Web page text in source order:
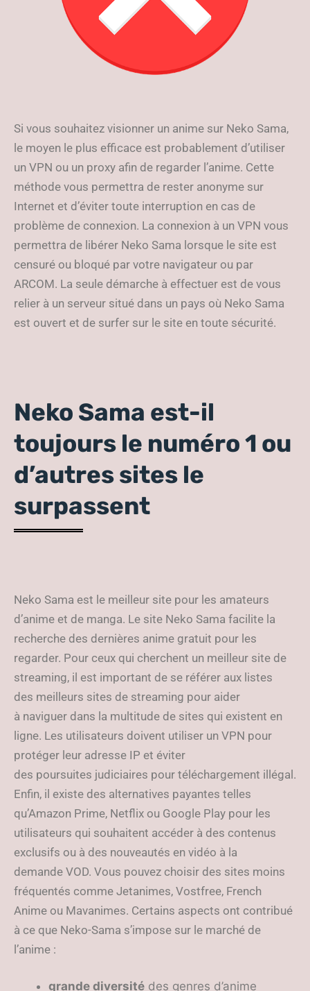
Si vous souhaitez visionner un anime sur Neko Sama,
le moyen le plus efficace est probablement d’utiliser
un VPN ou un proxy afin de regarder l’anime. Cette
méthode vous permettra de rester anonyme sur
Internet et d’éviter toute interruption en cas de
problème de connexion. La connexion à un VPN vous
permettra de libérer Neko Sama lorsque le site est
censuré ou bloqué par votre navigateur ou par
ARCOM. La seule démarche à effectuer est de vous
relier à un serveur situé dans un pays où Neko Sama
est ouvert et de surfer sur le site en toute sécurité.
Neko Sama est-il
toujours le numéro 1 ou
d’autres sites le
surpassent
Neko Sama est le meilleur site pour les amateurs
d’anime et de manga. Le site Neko Sama facilite la
recherche des dernières anime gratuit pour les
regarder. Pour ceux qui cherchent un meilleur site de
streaming, il est important de se référer aux listes
des meilleurs sites de streaming pour aider
à naviguer dans la multitude de sites qui existent en
ligne. Les utilisateurs doivent utiliser un VPN pour
protéger leur adresse IP et éviter
des poursuites judiciaires pour téléchargement illégal.
Enfin, il existe des alternatives payantes telles
qu’Amazon Prime, Netflix ou Google Play pour les
utilisateurs qui souhaitent accéder à des contenus
exclusifs ou à des nouveautés en vidéo à la
demande VOD. Vous pouvez choisir des sites moins
fréquentés comme Jetanimes, Vostfree, French
Anime ou Mavanimes. Certains aspects ont contribué
à ce que Neko-Sama s’impose sur le marché de
l’anime :
grande diversité des genres d’anime